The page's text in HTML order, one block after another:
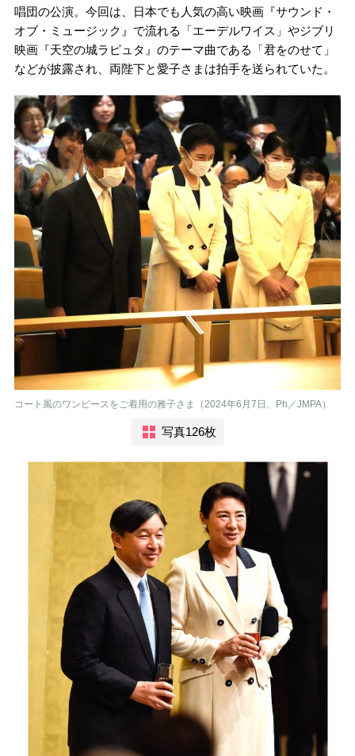
唱団の公演。今回は、日本でも人気の高い映画『サウンド・
オブ・ミュージック』で流れる「エーデルワイス」やジブリ
映画『天空の城ラピュタ』のテーマ曲である「君をのせて」
などが披露され、両陛下と愛子さまは拍手を送られていた。
コート風のワンピースをご着用の雅子さま（2024年6月7日、Ph／JMPA）
写真126枚